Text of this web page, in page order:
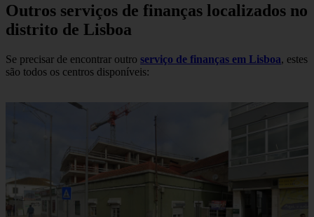
Outros serviços de finanças localizados no
distrito de Lisboa
Se precisar de encontrar outro serviço de finanças em Lisboa, estes
são todos os centros disponíveis: